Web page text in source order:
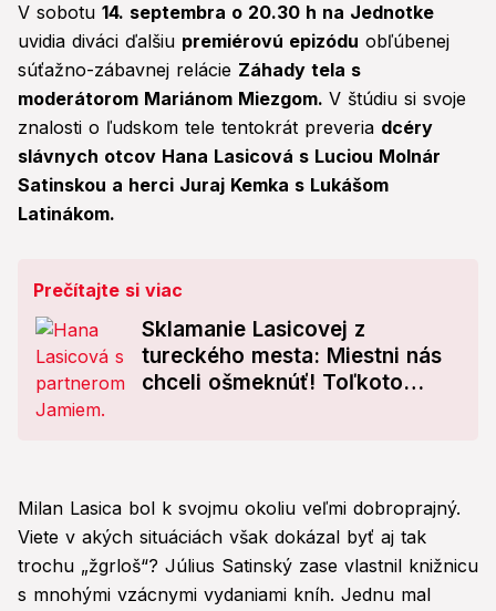
V sobotu 14. septembra o 20.30 h na Jednotke
uvidia diváci ďalšiu premiérovú epizódu obľúbenej
súťažno-zábavnej relácie Záhady tela s
moderátorom Mariánom Miezgom. V štúdiu si svoje
znalosti o ľudskom tele tentokrát preveria dcéry
slávnych otcov Hana Lasicová s Luciou Molnár
Satinskou a herci Juraj Kemka s Lukášom
Latinákom.
Prečítajte si viac
Sklamanie Lasicovej z
tureckého mesta: Miestni nás
chceli ošmeknúť! Toľkoto
Milan Lasica bol k svojmu okoliu veľmi dobroprajný.
Viete v akých situáciách však dokázal byť aj tak
trochu „žgrloš“? Július Satinský zase vlastnil knižnicu
s mnohými vzácnymi vydaniami kníh. Jednu mal